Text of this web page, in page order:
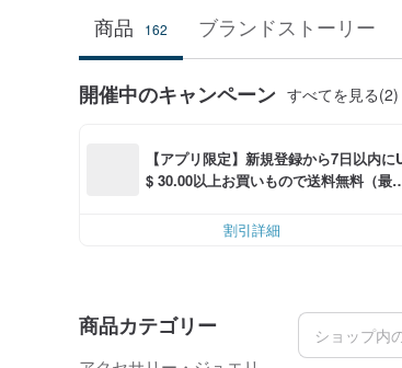
商品 162 ブランドストーリー
開催中のキャンペーン すべてを見る(2)
【アプリ限定】新規登録から7日以内に
$ 30.00以上お買いもので送料無料（最大
割引詳細
商品カテゴリー